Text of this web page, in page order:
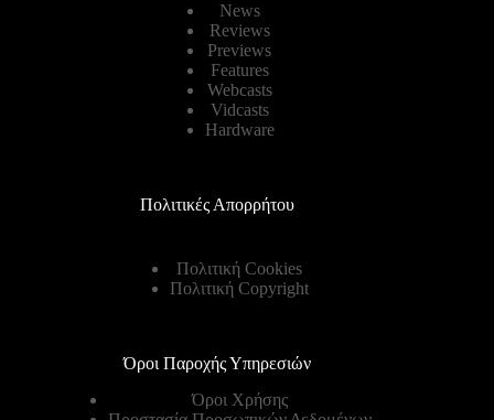
News
Reviews
Previews
Features
Webcasts
Vidcasts
Hardware
Πολιτικές Απορρήτου
Πολιτική Cookies
Πολιτική Copyright
Όροι Παροχής Υπηρεσιών
Όροι Χρήσης